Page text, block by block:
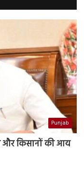
Punjab
और किसानों की आय